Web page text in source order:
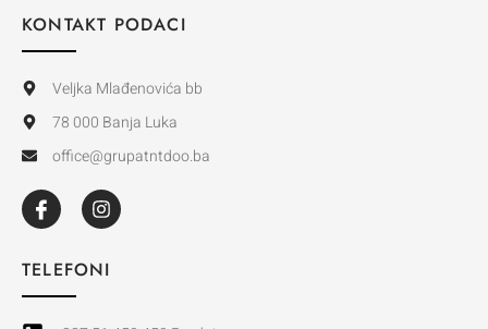
KONTAKT PODACI
Veljka Mlađenovića bb
78 000 Banja Luka
office@grupatntdoo.ba
TELEFONI